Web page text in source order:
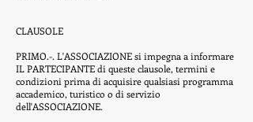
CLAUSOLE
PRIMO.-. L'ASSOCIAZIONE si impegna a informare
IL PARTECIPANTE di queste clausole, termini e
condizioni prima di acquisire qualsiasi programma
accademico, turistico o di servizio
dell'ASSOCIAZIONE.